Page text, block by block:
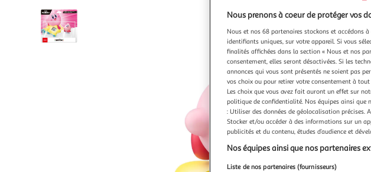
Nous prenons à coeur de protéger vos
Nous et nos 68 partenaires stockons et accédons
identifiants uniques, sur votre appareil. Si vous
finalités affichées dans la section « Nous et nos
consentement, elles seront désactivées. Si les
annonces qui vous sont présentés ne soient pas
vos choix ou pour retirer votre consentement à
Les choix que vous avez fait auront un effet sur
politique de confidentialité. Nos équipes ainsi que
: Utiliser des données de géolocalisation précises.
Stocker et/ou accéder à des informations sur un
publicités et du contenu, études d’audience et
Nos équipes ainsi que nos partenaires
Liste de nos partenaires (fournisseurs)